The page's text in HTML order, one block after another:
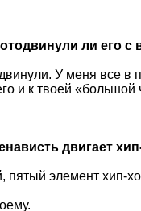
ли его
У меня все в
и к твоей
двигает
элемент хип-